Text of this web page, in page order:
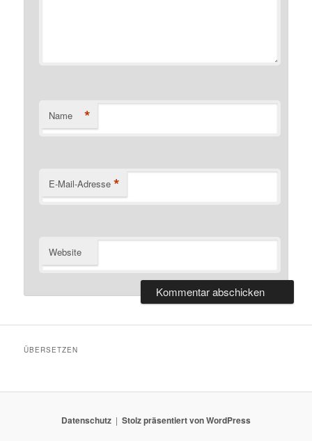
Name *
E-Mail-Adresse *
Website
ÜBERSETZEN
Datenschutz Stolz präsentiert von WordPress